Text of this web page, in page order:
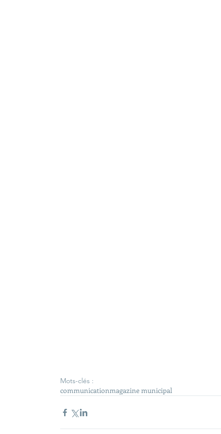
Mots-clés :
communicationmagazine municipal